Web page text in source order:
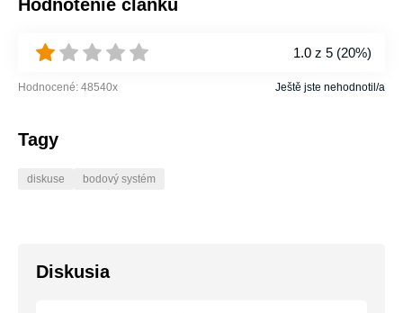
Hodnotenie článku
1.0 z 5 (20%)
Hodnocené: 48540x Ještě jste nehodnotil/a
Tagy
diskuse bodový systém
Diskusia